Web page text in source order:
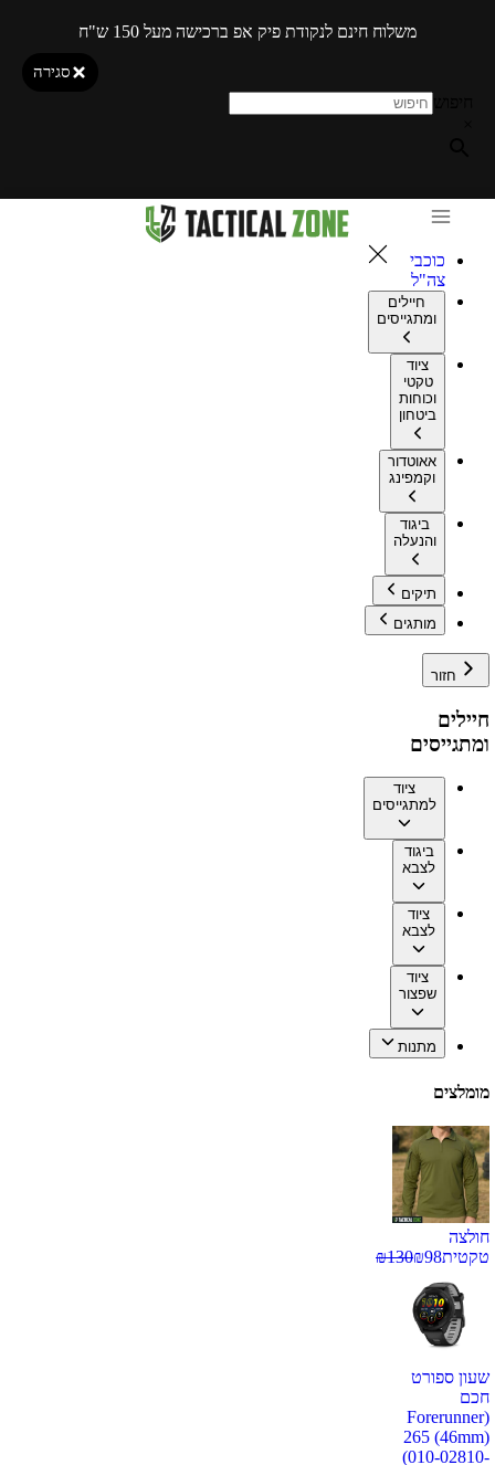
משלוח חינם לנקודת פיק אפ ברכישה מעל 150 ש"ח
סגירה
כוכבי
צה"ל
חיילים
ומתגייסים
ציוד
טקטי
וכוחות
ביטחון
אאוטדור
וקמפינג
ביגוד
והנעלה
תיקים
מותגים
חזור
חיילים
ומתגייסים
ציוד
למתגייסים
ביגוד
לצבא
ציוד
לצבא
ציוד
שפצור
מתנות
מומלצים
חולצה
טקטית
₪98
₪130
שעון ספורט
חכם
(Forerunner
265 (46mm)
(010-02810-